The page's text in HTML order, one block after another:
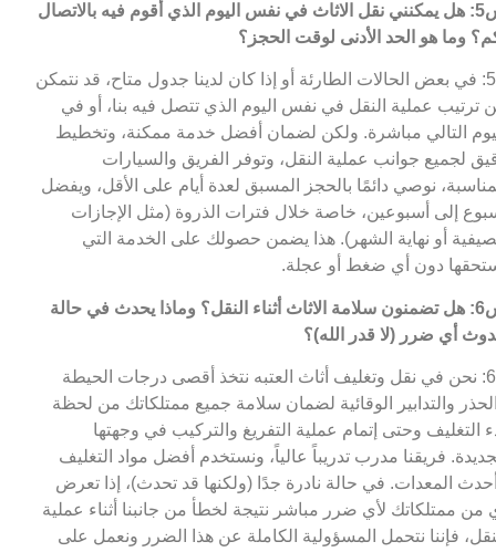
س5: هل يمكنني نقل الاثاث في نفس اليوم الذي أقوم فيه بالاتصال
وما هو الحد الأدنى لوقت الحجز؟
ج5: في بعض الحالات الطارئة أو إذا كان لدينا جدول متاح، قد نتمكن
ترتيب عملية النقل في نفس اليوم الذي تتصل فيه بنا، أو في
التالي مباشرة. ولكن لضمان أفضل خدمة ممكنة، وتخطيط
لجميع جوانب عملية النقل، وتوفر الفريق والسيارات
نوصي دائمًا بالحجز المسبق لعدة أيام على الأقل، ويفضل
إلى أسبوعين، خاصة خلال فترات الذروة (مثل الإجازات
أو نهاية الشهر). هذا يضمن حصولك على الخدمة التي
دون أي ضغط أو عجلة.
س6: هل تضمنون سلامة الاثاث أثناء النقل؟ وماذا يحدث في حالة
أي ضرر (لا قدر الله)؟
ج6: نحن في نقل وتغليف أثاث العتبه نتخذ أقصى درجات الحيطة
والتدابير الوقائية لضمان سلامة جميع ممتلكاتك من لحظة
التغليف وحتى إتمام عملية التفريغ والتركيب في وجهتها
فريقنا مدرب تدريباً عالياً، ونستخدم أفضل مواد التغليف
المعدات. في حالة نادرة جدًا (ولكنها قد تحدث)، إذا تعرض
من ممتلكاتك لأي ضرر مباشر نتيجة لخطأ من جانبنا أثناء عملية
فإننا نتحمل المسؤولية الكاملة عن هذا الضرر ونعمل على